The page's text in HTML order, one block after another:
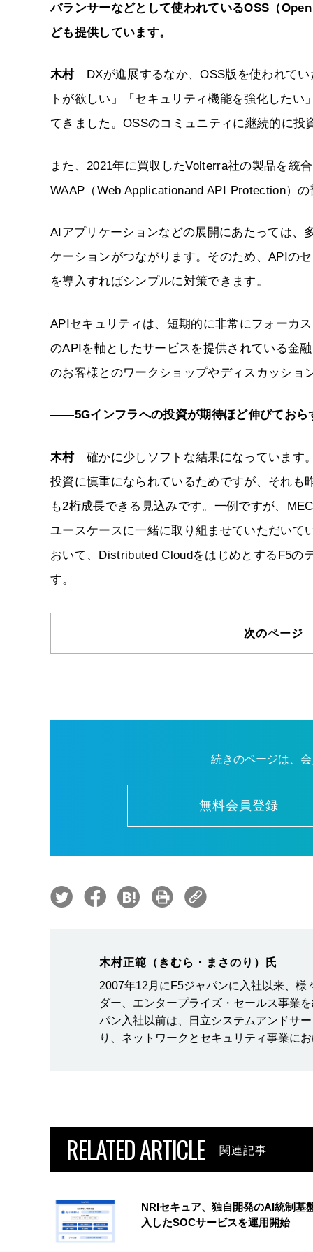
バランサーなどとして使われているOSS（
ども提供しています。
木村DXが進展するなか、OSS版を使われてい
トが欲しい」「セキュリティ機能を強化した
てきました。OSSのコミュニティに継続的に
また、2021年に買収したVolterra社の製品を統
WAAP（Web Applicationand API Protection）
AIアプリケーションなどの展開にあたっては、
ケーションがつながります。そのため、APIの
を導入すればシンプルに対策できます。
APIセキュリティは、短期的に非常にフォーカ
のAPIを軸としたサービスを提供されている金
のお客様とのワークショップやディスカッショ
――5Gインフラへの投資が期待ほど伸びておら
木村確かに少しソフトな結果になっています
投資に慎重になられているためですが、それ
も2桁成長できる見込みです。一例ですが、
ユースケースに一緒に取り組ませていただい
おいて、Distributed CloudをはじめとするF5の
す。
次のページ
続きのページは、
無料会員登録
木村正範（きむら・まさのり）氏
2007年12月にF5ジャパンに入社以来、
ダー、エンタープライズ・セールス事業
パン入社以前は、日立システムアンドサ
り、ネットワークとセキュリティ事業に
RELATED ARTICLE 関連記事
NRIセキュア、独自開発のAI統制基
入したSOCサービスを運用開始